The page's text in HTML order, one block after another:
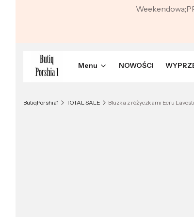
Menu NOWOŚCI
ButiqPorshia1 TOTAL SALE Bluzka z różyczkami Ecru